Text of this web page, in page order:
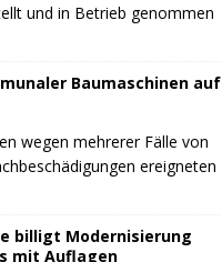
und in Betrieb genommen
Baumaschinen auf
wegen mehrerer Fälle von
ereigneten
billigt Modernisierung
mit Auflagen